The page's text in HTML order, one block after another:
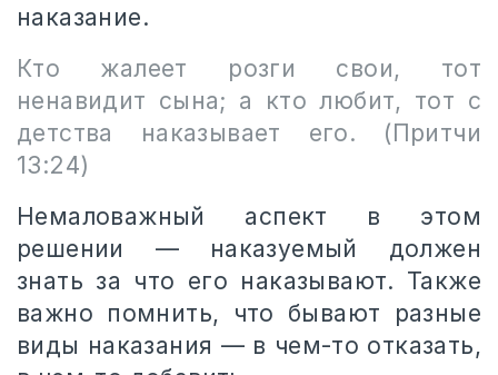
наказание.
Кто жалеет розги свои, тот
ненавидит сына; а кто любит, тот с
детства наказывает его. (Притчи
13:24)
Немаловажный аспект в этом
решении — наказуемый должен
знать за что его наказывают. Также
важно помнить, что бывают разные
виды наказания — в чем-то отказать,